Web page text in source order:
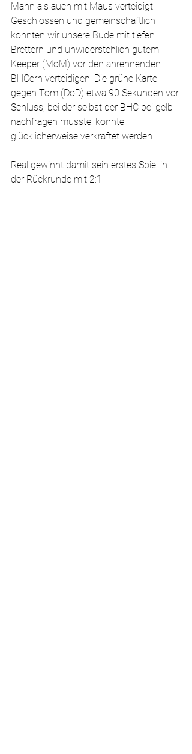
Mann als auch mit Maus verteidigt.
Geschlossen und gemeinschaftlich
konnten wir unsere Bude mit tiefen
Brettern und unwiderstehlich gutem
Keeper (MoM) vor den anrennenden
BHCern verteidigen. Die grüne Karte
gegen Tom (DoD) etwa 90 Sekunden vor
Schluss, bei der selbst der BHC bei gelb
nachfragen musste, konnte
glücklicherweise verkraftet werden.
Real gewinnt damit sein erstes Spiel in
der Rückrunde mit 2:1.